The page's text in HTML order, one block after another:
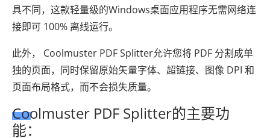
具不同，这款轻量级的Windows桌面应用程序无需网络连
接即可 100% 离线运行。
此外， Coolmuster PDF Splitter允许您将 PDF 分割成单
独的页面，同时保留原始矢量字体、超链接、图像 DPI 和
页面布局格式，而不会损失质量。
Coolmuster PDF Splitter的主要功
能：